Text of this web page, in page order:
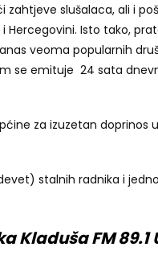
slušalaca, ali i
Hercegovini. Isto tako,
veoma popularnih
se emituje 24 sata
za izuzetan doprinos
stalnih radnika i
Kladuša FM 89.1